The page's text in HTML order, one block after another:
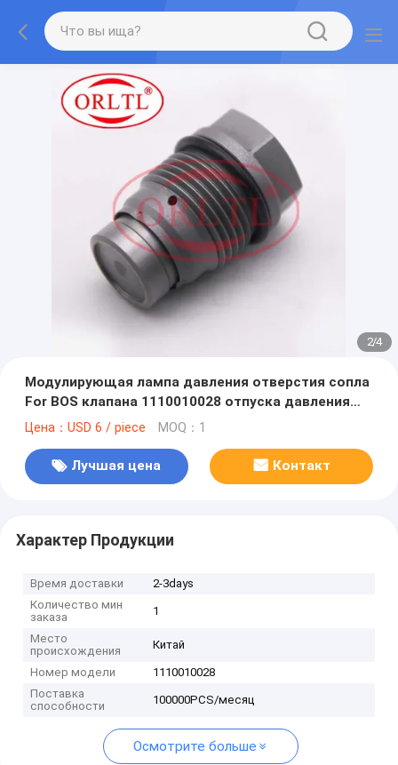
2/4
Модулирующая лампа давления отверстия сопла
For BOS клапана 1110010028 отпуска давления
коллектора системы впрыска топлива для FENDT
Цена：USD 6 / piece MOQ：1
Лучшая цена Контакт
Характер Продукции
Время доставки
2-3days
Количество мин
заказа
1
Место
происхождения
Китай
Номер модели
1110010028
Поставка
способности
100000PCS/месяц
Осмотрите больше